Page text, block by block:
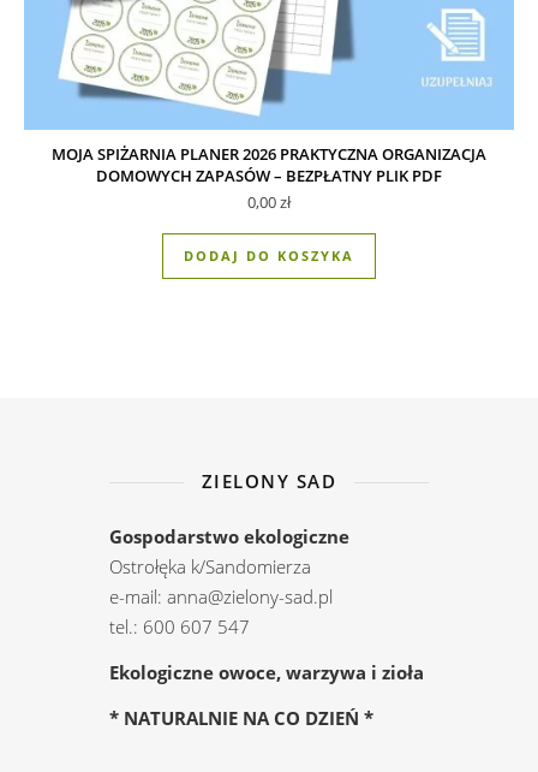
MOJA SPIŻARNIA PLANER 2026 PRAKTYCZNA ORGANIZACJA
DOMOWYCH ZAPASÓW – BEZPŁATNY PLIK PDF
0,00zł
DODAJ DO KOSZYKA
ZIELONY SAD
Gospodarstwo ekologiczne
Ostrołęka k/Sandomierza
e-mail: anna@zielony-sad.pl
tel.: 600 607 547
Ekologiczne owoce, warzywa i zioła
* NATURALNIE NA CO DZIEŃ *